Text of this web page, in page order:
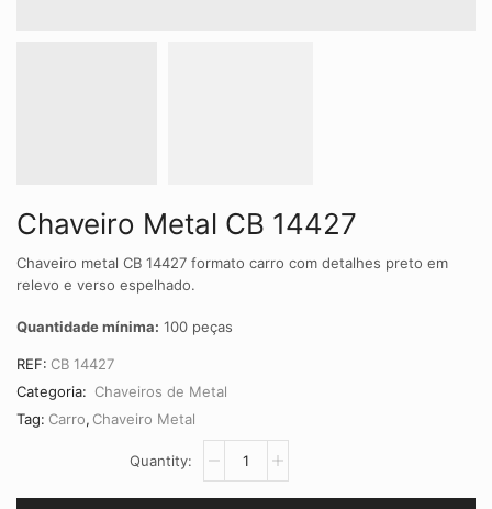
Chaveiro Metal CB 14427
Chaveiro metal CB 14427 formato carro com detalhes preto em
relevo e verso espelhado.
Quantidade mínima: 100 peças
REF: CB 14427
Categoria: Chaveiros de Metal
Tag: Carro, Chaveiro Metal